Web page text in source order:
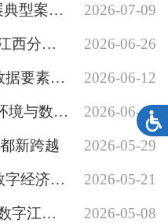
2026-07-09
江西省服务业高质量发展典型案例之一丨景德镇市激活文旅融合发展新动能
2026-06-26
2026年“数据要素×”大赛江西分赛·景德镇篇 | 数字瓷都 焕新发展
2026-06-12
6月29日截止！2026年“数据要素×”大赛江西分赛正在报名中
2026-06-12
创新引领未来·优化营商环境与数字经济协同发展——市发改委召开第三期“树立和践...
2026-05-29
新跨越
2026-05-21
国家数据局印发2026年数字经济发展工作要点
2026-05-08
数赋发展 智引未来 ——数字江西建设成果亮相数字中国建设峰会